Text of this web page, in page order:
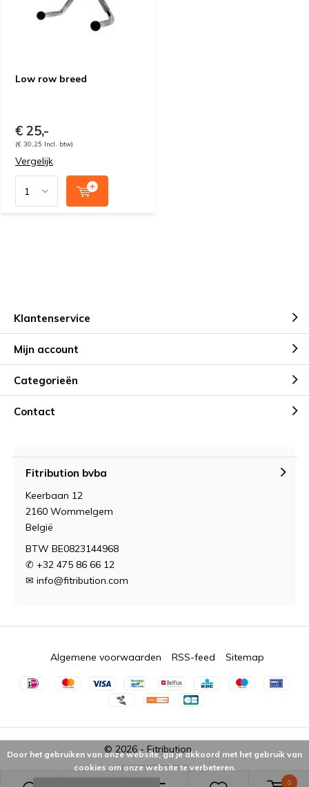
0
Low row breed
€ 25,-
(€ 30,25 Incl. btw)
Vergelijk
Klantenservice
Mijn account
Categorieën
Contact
Fitribution bvba
Keerbaan 12
2160 Wommelgem
België
BTW BE0823144968
✆ +32 475 86 66 12
✉ info@fitribution.com
© 2026 - Fitribution
Algemene voorwaarden RSS-feed Sitemap
Door het gebruiken van onze website, ga je akkoord met het gebruik van
cookies om onze website te verbeteren.